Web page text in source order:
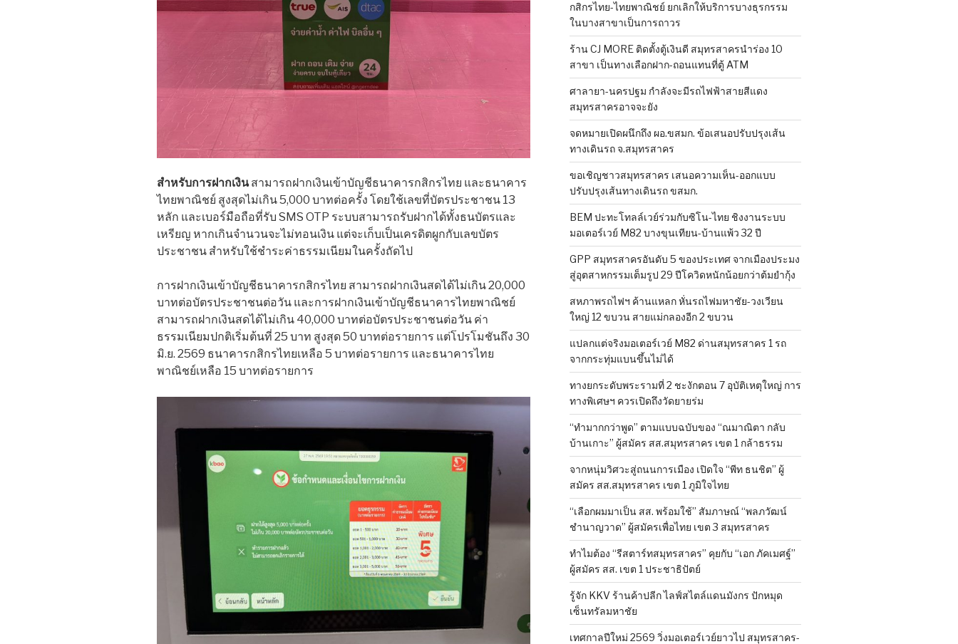
สำหรับการฝากเงินสามารถฝากเงินเข้าบัญชีธนาคารกสิกรไทย และธนาคาร
ไทยพาณิชย์ สูงสุดไม่เกิน 5,000 บาทต่อครั้ง โดยใช้เลขที่บัตรประชาชน 13
หลัก และเบอร์มือถือที่รับ SMS OTP ระบบสามารถรับฝากได้ทั้งธนบัตรและ
เหรียญ หากเกินจำนวนจะไม่ทอนเงิน แต่จะเก็บเป็นเครดิตผูกกับเลขบัตร
ประชาชน สำหรับใช้ชำระค่าธรรมเนียมในครั้งถัดไป
การฝากเงินเข้าบัญชีธนาคารกสิกรไทย สามารถฝากเงินสดได้ไม่เกิน 20,000
บาทต่อบัตรประชาชนต่อวัน และการฝากเงินเข้าบัญชีธนาคารไทยพาณิชย์
สามารถฝากเงินสดได้ไม่เกิน 40,000 บาทต่อบัตรประชาชนต่อวัน ค่า
ธรรมเนียมปกติเริ่มต้นที่ 25 บาท สูงสุด 50 บาทต่อรายการ แต่โปรโมชันถึง 30
มิ.ย. 2569 ธนาคารกสิกรไทยเหลือ 5 บาทต่อรายการ และธนาคารไทย
พาณิชย์เหลือ 15 บาทต่อรายการ
กสิกรไทย-ไทยพาณิชย์ ยกเลิกให้บริการบางธุรกรรม
ในบางสาขาเป็นการถาวร
ร้าน CJ MORE ติดตั้งตู้เงินดี สมุทรสาครนำร่อง 10
สาขา เป็นทางเลือกฝาก-ถอนแทนที่ตู้ ATM
ศาลายา-นครปฐม กำลังจะมีรถไฟฟ้าสายสีแดง
สมุทรสาครอาจจะยัง
จดหมายเปิดผนึกถึง ผอ.ขสมก. ข้อเสนอปรับปรุงเส้น
ทางเดินรถ จ.สมุทรสาคร
ขอเชิญชาวสมุทรสาคร เสนอความเห็น-ออกแบบ
ปรับปรุงเส้นทางเดินรถ ขสมก.
BEM ปะทะโทลล์เวย์ร่วมกับซิโน-ไทย ชิงงานระบบ
มอเตอร์เวย์ M82 บางขุนเทียน-บ้านแพ้ว 32 ปี
GPP สมุทรสาครอันดับ 5 ของประเทศ จากเมืองประมง
สู่อุตสาหกรรมเต็มรูป 29 ปีโควิดหนักน้อยกว่าต้มยำกุ้ง
สหภาพรถไฟฯ ค้านแหลก หั่นรถไฟมหาชัย-วงเวียน
ใหญ่ 12 ขบวน สายแม่กลองอีก 2 ขบวน
แปลกแต่จริงมอเตอร์เวย์ M82 ด่านสมุทรสาคร 1 รถ
จากกระทุ่มแบนขึ้นไม่ได้
ทางยกระดับพระรามที่ 2 ชะงักตอน 7 อุบัติเหตุใหญ่ การ
ทางพิเศษฯ ควรเปิดถึงวัดยายร่ม
“ทำมากกว่าพูด” ตามแบบฉบับของ “ณมาณิตา กลับ
บ้านเกาะ” ผู้สมัคร สส.สมุทรสาคร เขต 1 กล้าธรรม
จากหนุ่มวิศวะสู่ถนนการเมือง เปิดใจ “พีท ธนชิต” ผู้
สมัคร สส.สมุทรสาคร เขต 1 ภูมิใจไทย
“เลือกผมมาเป็น สส. พร้อมใช้” สัมภาษณ์ “พลภวัฒน์
ชำนาญวาด” ผู้สมัครเพื่อไทย เขต 3 สมุทรสาคร
ทำไมต้อง “รีสตาร์ทสมุทรสาคร” คุยกับ “เอก ภัคเมศฐ์”
ผู้สมัคร สส. เขต 1 ประชาธิปัตย์
รู้จัก KKV ร้านค้าปลีก ไลฟ์สไตล์แดนมังกร ปักหมุด
เซ็นทรัลมหาชัย
เทศกาลปีใหม่ 2569 วิ่งมอเตอร์เวย์ยาวไป สมุทรสาคร-